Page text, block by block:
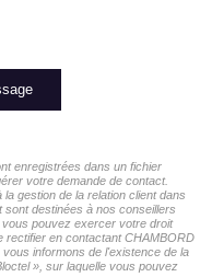
enregistrées dans un fichier
votre demande de contact.
gestion de la relation client dans
destinées à nos conseillers
vous pouvez exercer votre droit
en contactant CHAMBORD
informons de l'existence de la
», sur laquelle vous pouvez